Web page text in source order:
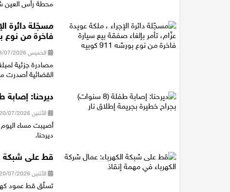
محطة رأس العين شمال خلال 11 دقيقة، ومنها
مسجّلة دائرة
فاخرة من نوع بورشه
الخميس 23/07/2026 21:16
القضائية أصدرت
ديرحنا: إصابة طفلة (8 سنوات) بجراح خطيرة
الأثنين 20/07/2026 21:12
ديرحنا.
قط على شبكة
الأثنين 20/07/2026 13:50
تسلّق قط عمود